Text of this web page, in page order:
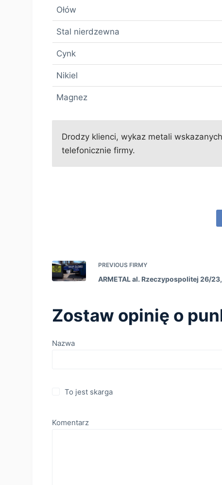
Ołów
Stal nierdzewna
Cynk
Nikiel
Magnez
Drodzy klienci, wykaz metali
telefonicznie firmy.
PREVIOUS FIRMY
ARMETAL al. Rzeczypospolitej 26/
Zostaw opinię o
Nazwa
To jest skarga
Komentarz